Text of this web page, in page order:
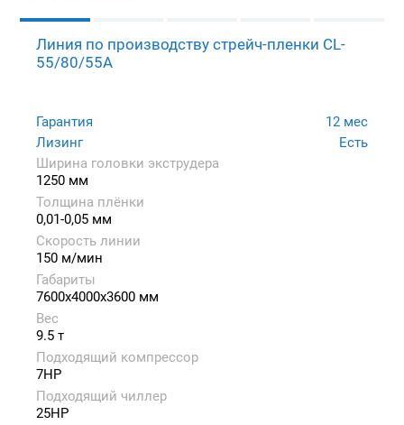
Линия по производству стрейч-пленки CL-
55/80/55A
Гарантия
12 мес
Лизинг
Есть
Ширина головки экструдера
1250 мм
Толщина плёнки
0,01-0,05 мм
Скорость линии
150 м/мин
Габариты
7600x4000x3600 мм
Вес
9.5 т
Подходящий компрессор
7HP
Подходящий чиллер
25HP